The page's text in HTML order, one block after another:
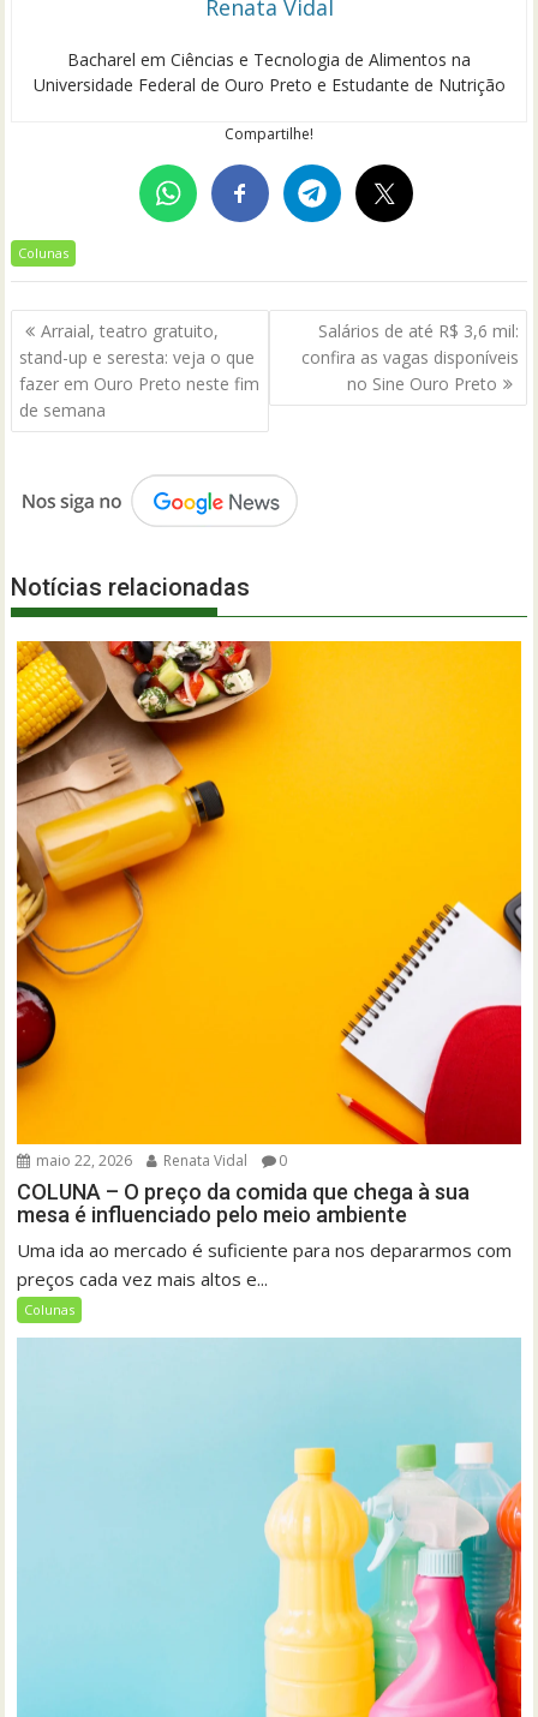
Renata Vidal
Bacharel em Ciências e Tecnologia de Alimentos na
Universidade Federal de Ouro Preto e Estudante de Nutrição
Compartilhe!
Colunas
Navegação
de
Post
Arraial, teatro gratuito,
stand-up e seresta: veja o que
fazer em Ouro Preto neste fim
de semana
Salários de até R$ 3,6 mil:
confira as vagas disponíveis
no Sine Ouro Preto
Notícias relacionadas
maio 22, 2026 Renata Vidal 0
COLUNA – O preço da comida que chega à sua
mesa é influenciado pelo meio ambiente
Uma ida ao mercado é suficiente para nos depararmos com
preços cada vez mais altos e...
Colunas